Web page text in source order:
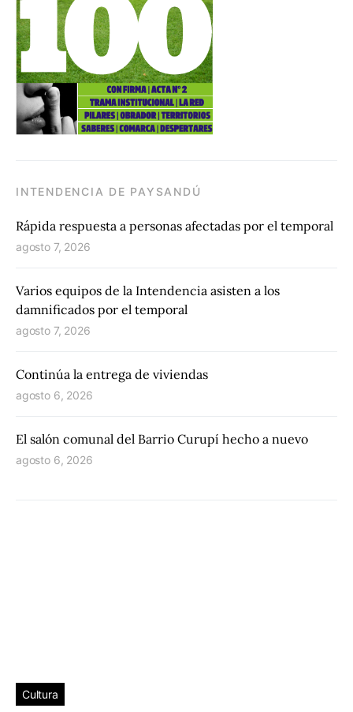
INTENDENCIA DE PAYSANDÚ
Rápida respuesta a personas afectadas por el temporal
agosto 7, 2026
Varios equipos de la Intendencia asisten a los
damnificados por el temporal
agosto 7, 2026
Continúa la entrega de viviendas
agosto 6, 2026
El salón comunal del Barrio Curupí hecho a nuevo
agosto 6, 2026
Cultura